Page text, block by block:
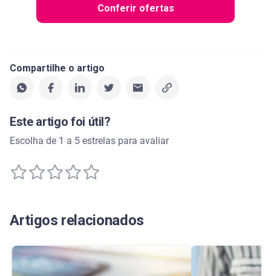
Conferir ofertas
Compartilhe o artigo
Este artigo foi útil?
Escolha de 1 a 5 estrelas para avaliar
Artigos relacionados